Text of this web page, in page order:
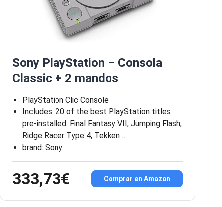
Sony PlayStation – Consola
Classic + 2 mandos
PlayStation Clic Console
Includes: 20 of the best PlayStation titles
pre-installed: Final Fantasy VII, Jumping Flash,
Ridge Racer Type 4, Tekken …
brand: Sony
333,73€ Comprar en Amazon